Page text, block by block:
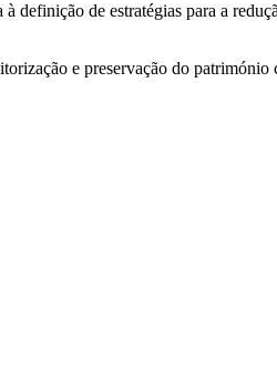
de estratégias para a
e preservação do património